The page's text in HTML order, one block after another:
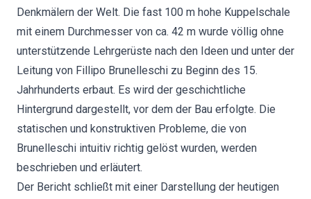
Denkmälern der Welt. Die fast 100 m hohe Kuppelschale
mit einem Durchmesser von ca. 42 m wurde völlig ohne
unterstützende Lehrgerüste nach den Ideen und unter der
Leitung von Fillipo Brunelleschi zu Beginn des 15.
Jahrhunderts erbaut. Es wird der geschichtliche
Hintergrund dargestellt, vor dem der Bau erfolgte. Die
statischen und konstruktiven Probleme, die von
Brunelleschi intuitiv richtig gelöst wurden, werden
beschrieben und erläutert.
Der Bericht schließt mit einer Darstellung der heutigen